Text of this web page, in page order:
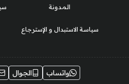
المدونة
سياسة الاستبدال و الإسترجاع
واتساب الجوال